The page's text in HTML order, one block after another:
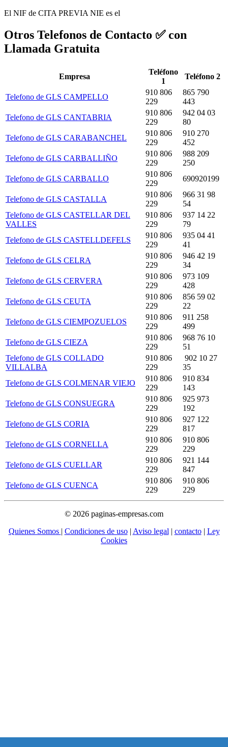
El NIF de CITA PREVIA NIE es el
Otros Telefonos de Contacto ✅ con
Llamada Gratuita
Empresa
Teléfono
1
Teléfono 2
Telefono de GLS CAMPELLO
910 806
229
865 790
443
Telefono de GLS CANTABRIA
910 806
229
942 04 03
80
Telefono de GLS CARABANCHEL
910 806
229
910 270
452
Telefono de GLS CARBALLIÑO
910 806
229
988 209
250
Telefono de GLS CARBALLO
910 806
229
690920199
Telefono de GLS CASTALLA
910 806
229
966 31 98
54
Telefono de GLS CASTELLAR DEL
VALLES
910 806
229
937 14 22
79
Telefono de GLS CASTELLDEFELS
910 806
229
935 04 41
41
Telefono de GLS CELRA
910 806
229
946 42 19
34
Telefono de GLS CERVERA
910 806
229
973 109
428
Telefono de GLS CEUTA
910 806
229
856 59 02
22
Telefono de GLS CIEMPOZUELOS
910 806
229
911 258
499
Telefono de GLS CIEZA
910 806
229
968 76 10
51
Telefono de GLS COLLADO
VILLALBA
910 806
229
902 10 27
35
Telefono de GLS COLMENAR VIEJO
910 806
229
910 834
143
Telefono de GLS CONSUEGRA
910 806
229
925 973
192
Telefono de GLS CORIA
910 806
229
927 122
817
Telefono de GLS CORNELLA
910 806
229
910 806
229
Telefono de GLS CUELLAR
910 806
229
921 144
847
Telefono de GLS CUENCA
910 806
229
910 806
229
© 2026 paginas-empresas.com
Quienes Somos | Condiciones de uso| Aviso legal | contacto| Ley
Cookies